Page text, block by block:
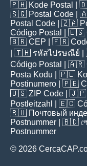
🇵🇭 Kode Postal |
🇸🇬 Postal Code |
Postal Code | 🇿🇦
Código Postal
| 🇪🇸
🇧🇷 CEP | 🇫🇷
| 🇹🇭 รหัสไปรษณีย์
Código Postal
| 🇦🇷
Posta Kodu | 🇵🇱
Postinumero | 🇵🇪
🇺🇸 ZIP Code | 🇯🇵
Postleitzahl
| 🇪🇨
🇷🇺 Почтовый
Postnummer | 🇧🇩
Postnummer
© 2026